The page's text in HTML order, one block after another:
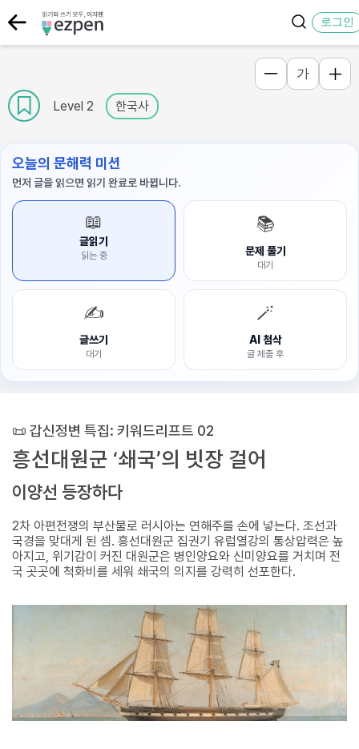
로그인
Level 2 한국사
가
오늘의 문해력 미션
먼저 글을 읽으면 읽기 완료로 바뀝니다.
📖
글읽기
읽는 중
📚
문제 풀기
대기
✍️
글쓰기
대기
🪄
AI 첨삭
글 제출 후
📜 갑신정변 특집: 키워드리프트 02
흥선대원군 ‘쇄국’의 빗장 걸어
이양선 등장하다
2차 아편전쟁의 부산물로 러시아는 연해주를 손에 넣는다. 조선과
국경을 맞대게 된 셈. 흥선대원군 집권기 유럽열강의 통상압력은 높
아지고, 위기감이 커진 대원군은 병인양요와 신미양요를 거치며 전
국 곳곳에 척화비를 세워 쇄국의 의지를 강력히 선포한다.